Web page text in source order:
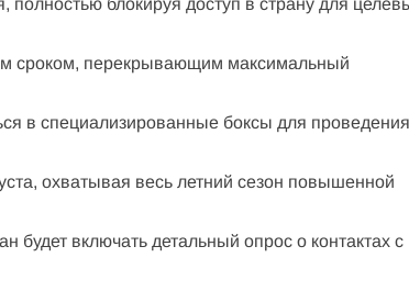
сроком, перекрывающим максимальный
в специализированные боксы для проведения
охватывая весь летний сезон повышенной
будет включать детальный опрос о контактах с